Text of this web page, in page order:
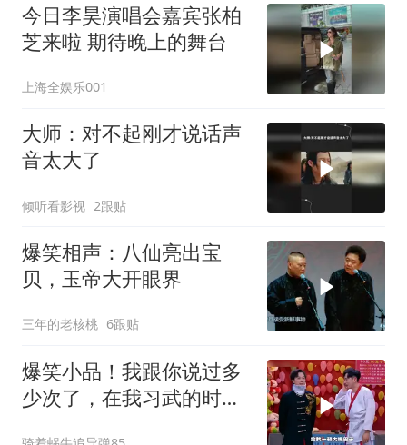
今日李昊演唱会嘉宾张柏
芝来啦 期待晚上的舞台
上海全娱乐001
大师：对不起刚才说话声
音太大了
倾听看影视 2跟贴
爆笑相声：八仙亮出宝
贝，玉帝大开眼界
三年的老核桃 6跟贴
爆笑小品！我跟你说过多
少次了，在我习武的时